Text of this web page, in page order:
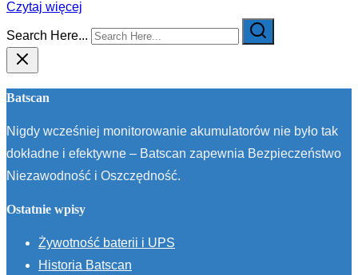
Czytaj więcej
Search Here...
Batscan
Nigdy wcześniej monitorowanie akumulatorów nie było tak
dokładne i efektywne – Batscan zapewnia Bezpieczeństwo
Niezawodność i Oszczędność.
Ostatnie wpisy
Żywotność baterii i UPS
Historia Batscan